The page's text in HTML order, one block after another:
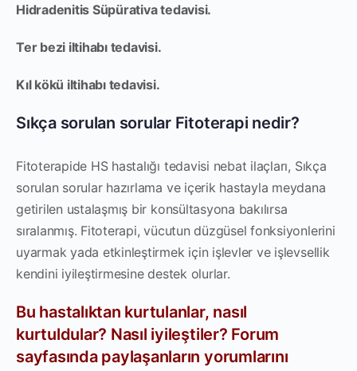
Hidradenitis Süpürativa tedavisi.
Ter bezi iltihabı tedavisi.
Kıl kökü iltihabı tedavisi.
Sıkça sorulan sorular Fitoterapi nedir?
Fitoterapide HS hastalığı tedavisi nebat ilaçları, Sıkça
sorulan sorular hazırlama ve içerik hastayla meydana
getirilen ustalaşmış bir konsültasyona bakılırsa
sıralanmış. Fitoterapi, vücutun düzgüsel fonksiyonlerini
uyarmak yada etkinleştirmek için işlevler ve işlevsellik
kendini iyileştirmesine destek olurlar.
Bu hastalıktan kurtulanlar, nasıl
kurtuldular? Nasıl iyileştiler? Forum
sayfasında paylaşanların yorumlarını